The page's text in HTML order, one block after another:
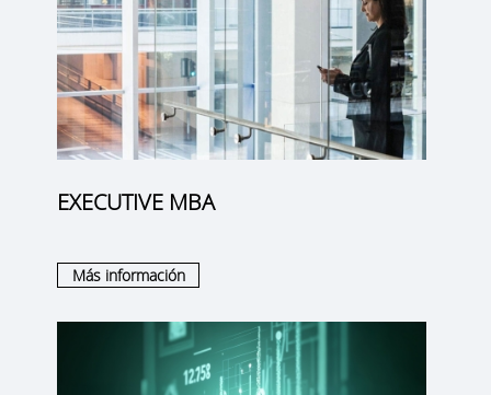
EXECUTIVE MBA
Más información